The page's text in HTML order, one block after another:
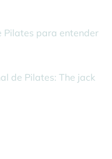
Pilates para entender
de Pilates: The jack